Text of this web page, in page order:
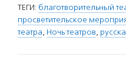
ТЕГИ: благотворительный
просветительское
театра, Ночь театров,